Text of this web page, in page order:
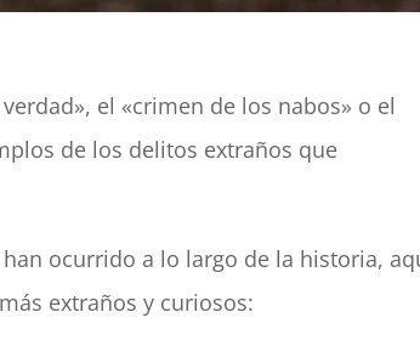
el «crimen de los nabos» o el
de los delitos extraños que
ocurrido a lo largo de la historia,
extraños y curiosos: